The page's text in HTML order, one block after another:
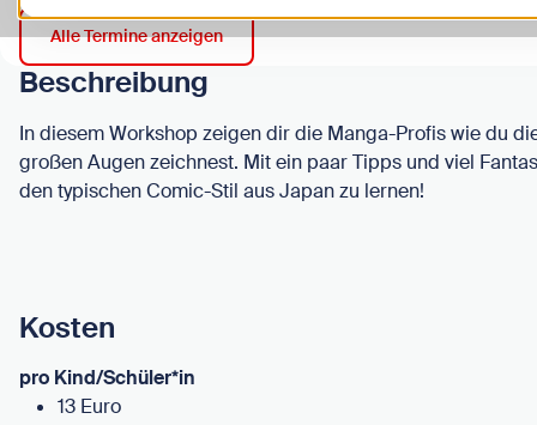
Alle Termine anzeigen
Beschreibung
In diesem Workshop zeigen dir die Manga-Profis wie du
großen Augen zeichnest. Mit ein paar Tipps und viel
den typischen Comic-Stil aus Japan zu lernen!
Kosten
pro Kind/Schüler*in
13 Euro